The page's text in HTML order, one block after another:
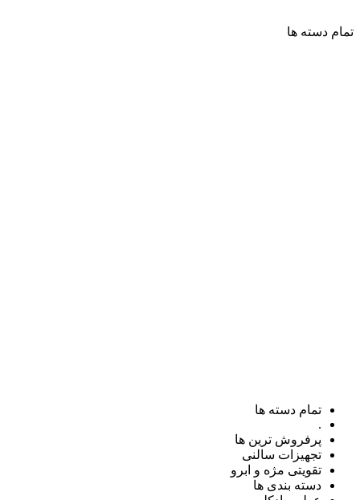
تمام دسته ها
تمام دسته ها
.
پرفروش ترین ها
تجهیزات سالنی
تقویتی مژه و ابرو
دسته بندی ها